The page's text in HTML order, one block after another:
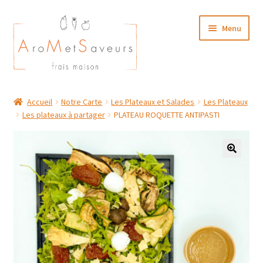
Aller
à
la
navigation
Aller
au
contenu
Menu
Plat du Jour/ Menu Week end
NOS BOUTIQUES
MON COMPTE
Accueil Notre Carte Les Plateaux et Salades
Les Plateaux
Les plateaux à partager
PLATEAU ROQUETTE ANTIPASTI